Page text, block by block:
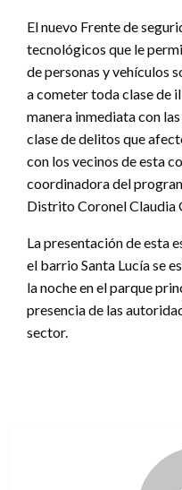
El nuevo Frente de
tecnológicos que le
de personas y vehículos
a cometer toda clase de
manera inmediata con
clase de delitos que
con los vecinos de esta
coordinadora del
Distrito Coronel Claudia
La presentación de esta
el barrio Santa Lucía se
la noche en el parque
presencia de las
sector.